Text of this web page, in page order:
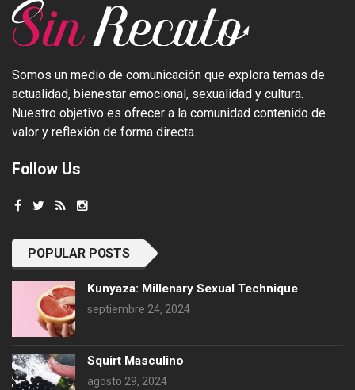
Somos un medio de comunicación que explora temas de
actualidad, bienestar emocional, sexualidad y cultura.
Nuestro objetivo es ofrecer a la comunidad contenido de
valor y reflexión de forma directa.
Follow Us
POPULAR POSTS
Kunyaza: Millenary Sexual Technique
septiembre 24, 2024
Squirt Masculino
agosto 29, 2024